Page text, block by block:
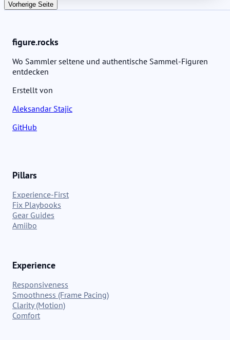
Vorherige Seite
figure.rocks
Wo Sammler seltene und authentische Sammel-Figuren
entdecken
Erstellt von
Aleksandar Stajic
GitHub
Pillars
Experience-First
Fix Playbooks
Gear Guides
Amiibo
Experience
Responsiveness
Smoothness (Frame Pacing)
Clarity (Motion)
Comfort